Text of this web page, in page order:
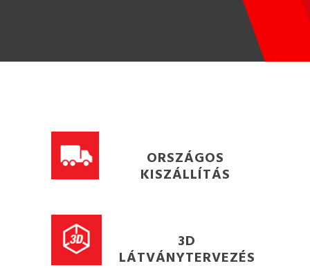
ORSZÁGOS
KISZÁLLÍTÁS
3D
LÁTVÁNYTERVEZÉS